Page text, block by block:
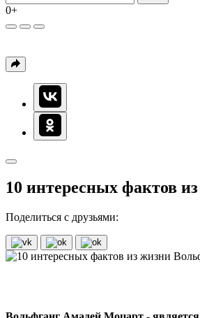
0+
10 интересных фактов
Поделиться с друзьями: